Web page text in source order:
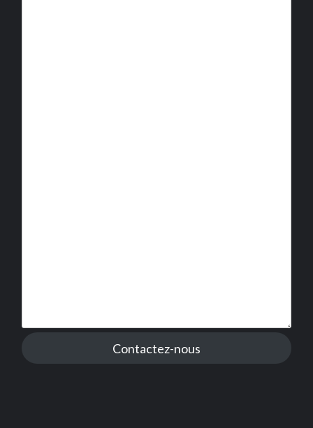
Contactez-nous